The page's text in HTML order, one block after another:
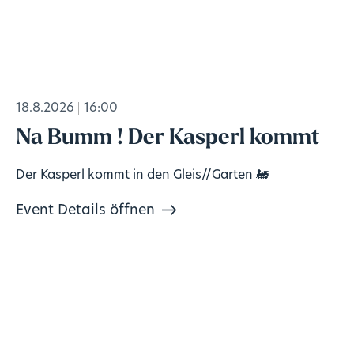
18.8.2026 16:00
Na Bumm ! Der Kasperl kommt
Der Kasperl kommt in den Gleis//Garten 🚂
Event Details öffnen